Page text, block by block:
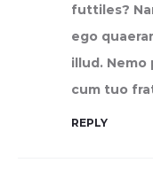
futtiles?
ego
illud. Nemo
cum tuo
REPLY